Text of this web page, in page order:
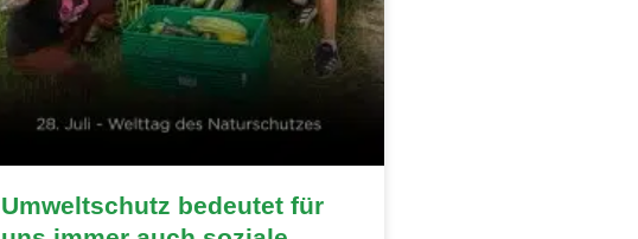
Umweltschutz bedeutet für